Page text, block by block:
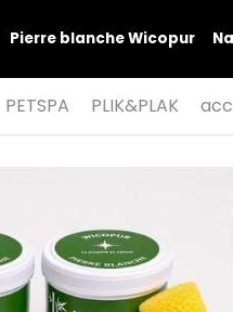
Pierre blanche Wicopur
PETSPA PLIK&PLAK